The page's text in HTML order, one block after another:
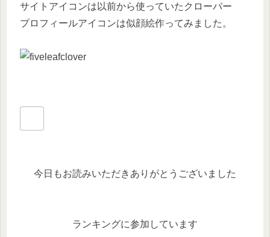
サイトアイコンは以前から使っていたクローバー
プロフィールアイコンは似顔絵作ってみました。
今日もお読みいただきありがとうございました
ランキングに参加しています